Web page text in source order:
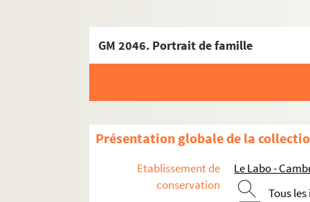
GM 2046. Portrait de famille
Présentation globale de la
Etablissement de
conservation
Le Labo -
Tous
Boîte n°5
Boîte n°6
Boîte n°10
Boîte n°12